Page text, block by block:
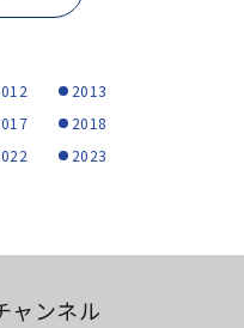
2013
2018
2023
ャンネル